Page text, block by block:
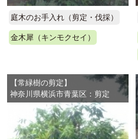
庭木のお手入れ（剪定・伐採）
金木犀（キンモクセイ）
【常緑樹の剪定】
神奈川県横浜市青葉区：剪定